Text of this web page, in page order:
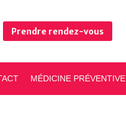
Prendre rendez-vous
MÉDICINE PRÉVENTIVE